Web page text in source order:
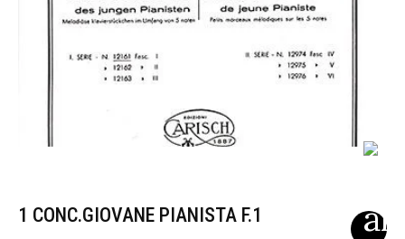
1 CONC.GIOVANE PIANISTA F.1